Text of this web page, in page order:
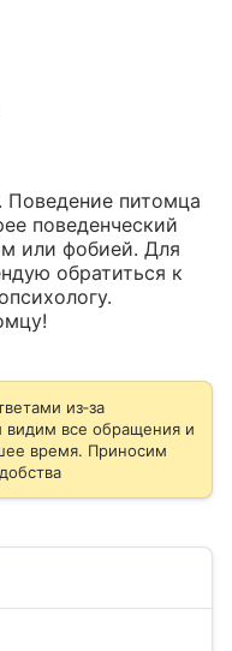
питомца
поведенческий
или фобией. Для
обратиться к
из‑за
видим все обращения и
время. Приносим